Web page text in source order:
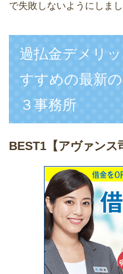
で失敗しないようにしまし
過払金デメリ
すすめの最新
３事務所
BEST1 【アヴァンス